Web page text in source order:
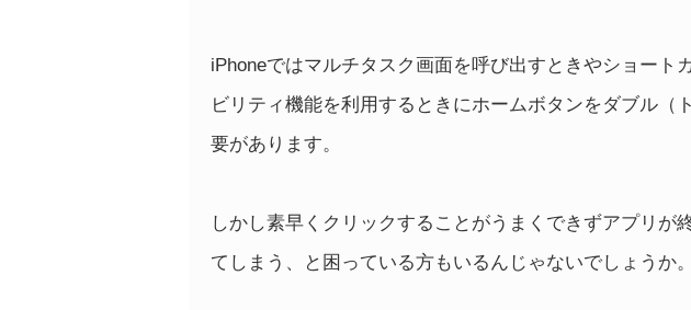
iPhoneではマルチタスク画面を呼び出すときやショート
ビリティ機能を利用するときにホームボタンをダブル（
要があります。
しかし素早くクリックすることがうまくできずアプリが
てしまう、と困っている方もいるんじゃないでしょうか。